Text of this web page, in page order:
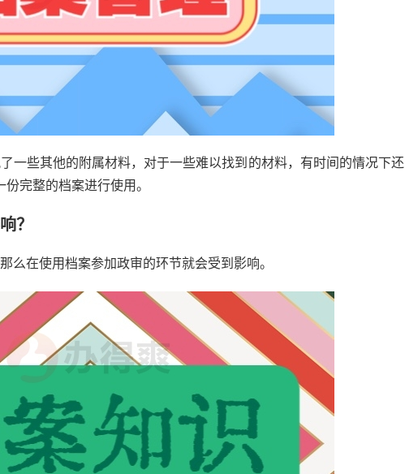
一些其他的附属材料，对于一些难以找到的材料，有时间的情况下还
完整的档案进行使用。
？
么在使用档案参加政审的环节就会受到影响。